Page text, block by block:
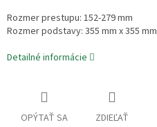
Rozmer prestupu: 152-279 mm
Rozmer podstavy: 355 mm x 355 mm
Detailné informácie
OPÝTAŤ SA ZDIEĽAŤ